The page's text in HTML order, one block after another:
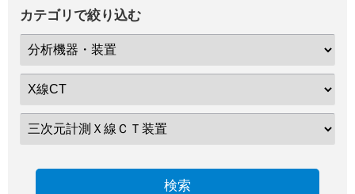
カテゴリで絞り込む
検索